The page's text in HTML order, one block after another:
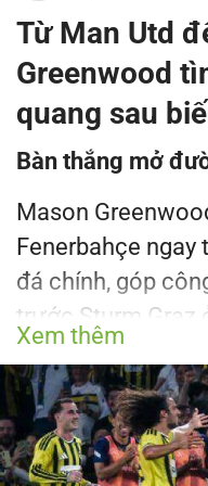
Từ Man Utd
Greenwood
quang sau
Bàn thắng mở
Mason
Fenerbahçe
đá chính, góp
trước Sturm Graz
Champions
tỉ số ở phút 9,
đôi cách biệt
điểm sau tình
Xem thêm